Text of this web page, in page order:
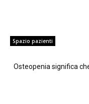
Spazio pazienti
Osteopenia significa